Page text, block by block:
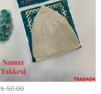
%20 İndirim
₺ 50.00